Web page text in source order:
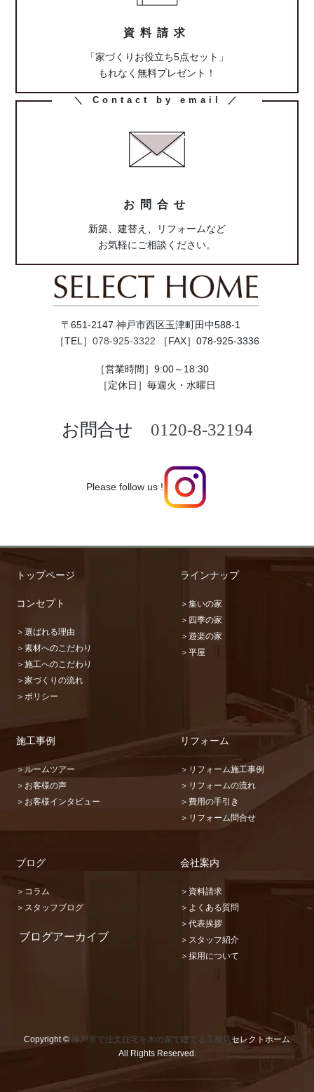
資料請求
「家づくりお役立ち5点セット」
もれなく無料プレゼント！
カ
＼ Contact by email ／
お問合せ
新築、建替え、リフォームなど
お気軽にご相談ください。
〒651-2147 神戸市西区玉津町田中588-1
［TEL］ 078-925-3322 ［FAX］078-925-3336
［営業時間］9:00～18:30
［定休日］毎週火・水曜日
お問合せ 0120-8-32194
Please follow us !
トップページ
コンセプト
＞選ばれる理由
＞素材へのこだわり
＞施工へのこだわり
＞家づくりの流れ
＞ポリシー
ラインナップ
＞集いの家
＞四季の家
＞遊楽の家
＞平屋
施工事例
＞ルームツアー
＞お客様の声
＞お客様インタビュー
リフォーム
＞リフォーム施工事例
＞リフォームの流れ
＞費用の手引き
＞リフォーム問合せ
ブログ
＞コラム
＞スタッフブログ
ブログアーカイブ
2019 (67)
2016 (101)
会社案内
＞資料請求
＞よくある質問
＞代表挨拶
＞スタッフ紹介
＞採用について
Copyright © 神戸市で注文住宅を木の家で建てる工務店セレクトホーム
All Rights Reserved.